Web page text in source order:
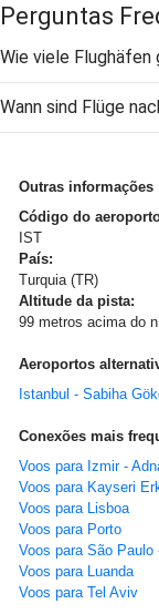
Perguntas
Wie viele Flughäfen
Wann sind Flüge
Outras informações
Código do
IST
País:
Turquia (TR)
Altitude da pista:
99 metros acima do
Aeroportos
Istanbul - Sabiha
Conexões mais
Voos para Izmir -
Voos para Kayseri
Voos para Lisboa
Voos para Porto
Voos para São Paulo
Voos para Luanda
Voos para Tel Aviv